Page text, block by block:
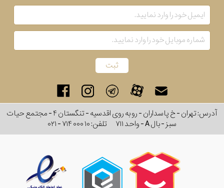
رنگ
بکار
رفته
جنس
بکاررفته
آدرس: تهران - خ پاسداران - رو به روی اقدسیه - تنگستان ۴ - مجتمع حیات
سبز - بال A - واحد ۷۱۱
تلفن:۰۲۱ - ۷۱۴ ۰۰۰ ۱۰